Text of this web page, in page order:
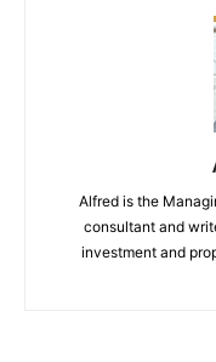
Alfred is the
consultant and
investment and